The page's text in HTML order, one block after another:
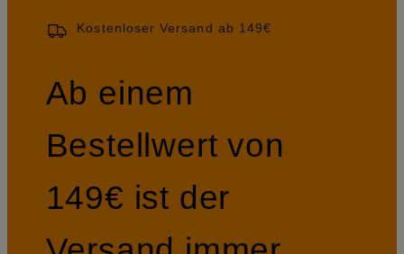
Kostenloser Versand ab 149€
Ab einem
Bestellwert von
149€ ist der